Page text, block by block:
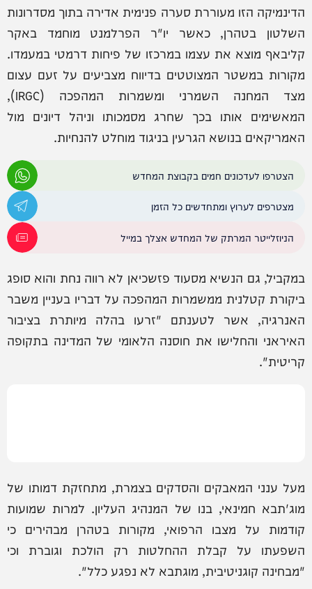
הדינמיקה הזו מעוררת סערה פנימית אדירה בתוך מסדרונות
השלטון בטהרן, כאשר יו"ר הפרלמנט מוחמד באקר
קליבאף מוצא את עצמו במרכזו של פיחות דרמטי במעמדו.
מקורות במשטר המצוטטים בדיווח מצביעים על זעם עצום
מצד המחנה השמרני ומשמרות המהפכה (IRGC),
המאשימים אותו בכך שחרג מסמכותו וניהל דיונים מול
האמריקאים בנושא הגרעין בניגוד מוחלט להנחיות.
הצטרפו לעדכונים חמים בקבוצת המחדש
מצטרפים לערוץ ומתחדשים כל הזמן
הניוזלייטר המרתק של המחדש אצלך במייל
במקביל, גם הנשיא מסעוד פזשכיאן לא רווה נחת והוא סופג
ביקורת קטלנית ממשמרות המהפכה על דבריו בעניין משבר
האנרגיה, אשר לטענתם "זרעו בהלה מיותרת בציבור
האיראני והחלישו את חוסנה הלאומי של המדינה בתקופה
קריטית".
מעל ענני המאבקים והסדקים בצמרת, מתחזקת דמותו של
מוג'תבא חמינאי, בנו של המנהיג העליון. למרות שמועות
קודמות על מצבו הרפואי, מקורות בטהרן מבהירים כי
השפעתו על קבלת ההחלטות רק הולכת וגוברת וכי
"מבחינה קוגניטיבית, מוגתבא לא נפגע כלל".